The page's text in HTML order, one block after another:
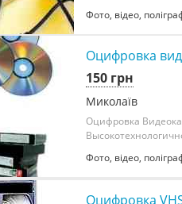
Фото, відео,
Оцифровка
150 грн
Миколаїв
Оцифровка
Фото, відео,
Оцифровка